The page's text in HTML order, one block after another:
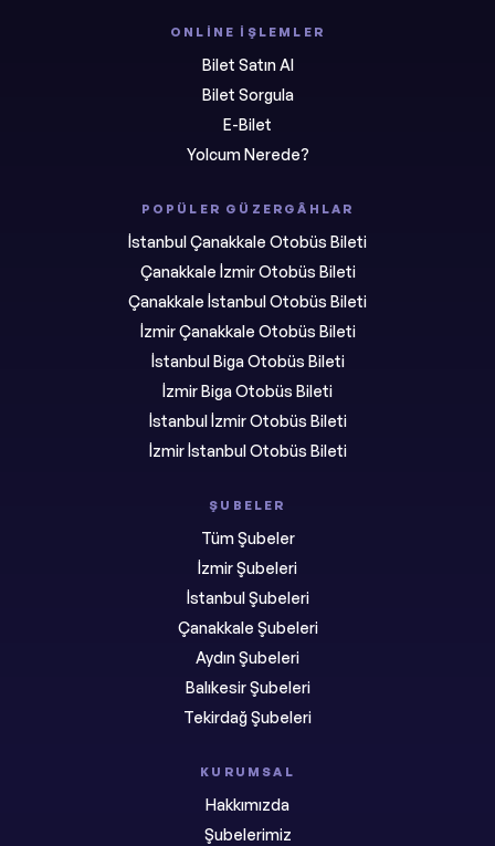
ONLINE İŞLEMLER
Bilet Satın Al
Bilet Sorgula
E-Bilet
Yolcum Nerede?
POPÜLER GÜZERGÂHLAR
İstanbul Çanakkale Otobüs Bileti
Çanakkale İzmir Otobüs Bileti
Çanakkale İstanbul Otobüs Bileti
İzmir Çanakkale Otobüs Bileti
İstanbul Biga Otobüs Bileti
İzmir Biga Otobüs Bileti
İstanbul İzmir Otobüs Bileti
İzmir İstanbul Otobüs Bileti
ŞUBELER
Tüm Şubeler
İzmir Şubeleri
İstanbul Şubeleri
Çanakkale Şubeleri
Aydın Şubeleri
Balıkesir Şubeleri
Tekirdağ Şubeleri
KURUMSAL
Hakkımızda
Şubelerimiz